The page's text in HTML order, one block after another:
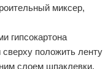
миксер,
гипсокартона
положить ленту
слоем шпаклевки.